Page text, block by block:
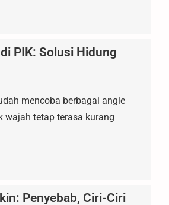
PIK: Solusi Hidung
mencoba berbagai angle
wajah tetap terasa kurang
Penyebab, Ciri-Ciri